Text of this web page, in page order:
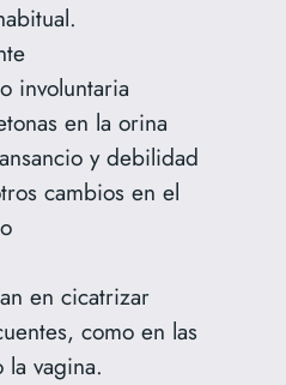
involuntaria
en la orina
y debilidad
cambios en el
en cicatrizar
como en las
vagina.